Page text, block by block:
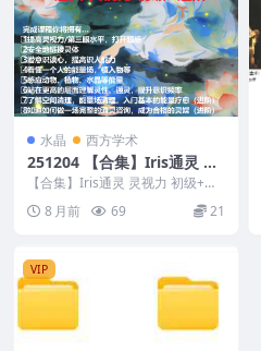
水晶 西方学术
251204 【合集】Iris通灵 灵
视力 初级+进阶课程视频合集
2套Y
【合集】Iris通灵 灵视力 初级+进
阶课程视频合集2套Y 251204 完成
课...8 月前 69 21
VIP